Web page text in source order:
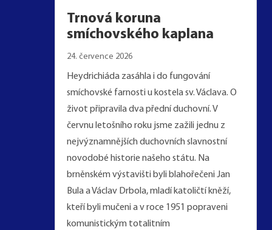
Trnová koruna
smíchovského kaplana
24. července 2026
Heydrichiáda zasáhla i do fungování
smíchovské farnosti u kostela sv. Václava. O
život připravila dva přední duchovní. V
červnu letošního roku jsme zažili jednu z
nejvýznamnějších duchovních slavnostní
novodobé historie našeho státu. Na
brněnském výstavišti byli blahořečeni Jan
Bula a Václav Drbola, mladí katoličtí kněží,
kteří byli mučeni a v roce 1951 popraveni
komunistickým totalitním